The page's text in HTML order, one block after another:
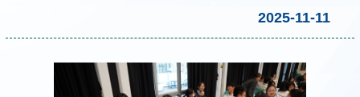
2025-11-11